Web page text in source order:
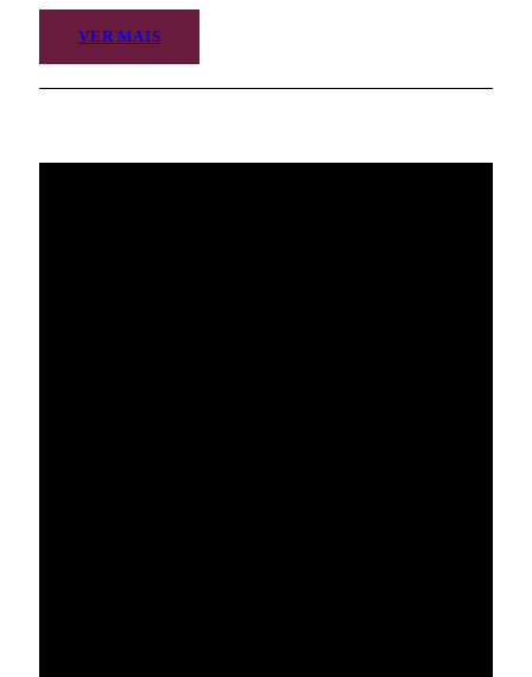
VER MAIS